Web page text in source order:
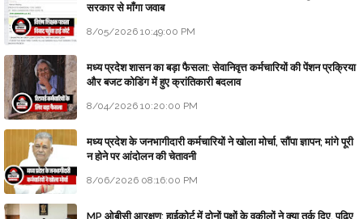
सरकार से माँगा जवाब
8/05/2026 10:49:00 PM
मध्य प्रदेश शासन का बड़ा फैसला: सेवानिवृत्त कर्मचारियों की पेंशन प्रक्रिया
और बजट कोडिंग में हुए क्रांतिकारी बदलाव
8/04/2026 10:20:00 PM
मध्य प्रदेश के जनभागीदारी कर्मचारियों ने खोला मोर्चा, सौंपा ज्ञापन; मांगे पूरी
न होने पर आंदोलन की चेतावनी
8/06/2026 08:16:00 PM
MP ओबीसी आरक्षण: हाईकोर्ट में दोनों पक्षों के वकीलों ने क्या तर्क दिए, पढ़िए